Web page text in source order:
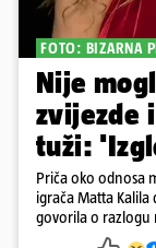
FOTO: BIZARNA
Nije
zvijezde
tuži:
Priča oko odnosa
igrača Matta
govorila o razlogu
prešla granicu